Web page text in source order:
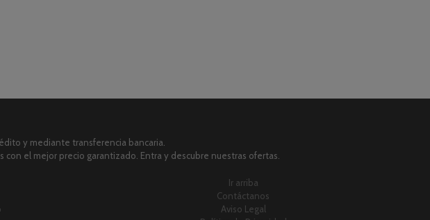
y mediante transferencia bancaria.
el mejor precio garantizado. Entra y descubre nuestras ofertas.
Ir arriba
Contáctanos
Aviso Legal